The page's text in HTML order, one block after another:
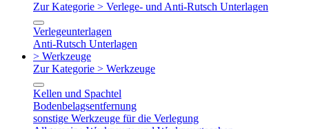
Zur Kategorie > Verlege- und Anti-Rutsch Unterlagen
Verlegeunterlagen
Anti-Rutsch Unterlagen
> Werkzeuge
Zur Kategorie > Werkzeuge
Kellen und Spachtel
Bodenbelagsentfernung
sonstige Werkzeuge für die Verlegung